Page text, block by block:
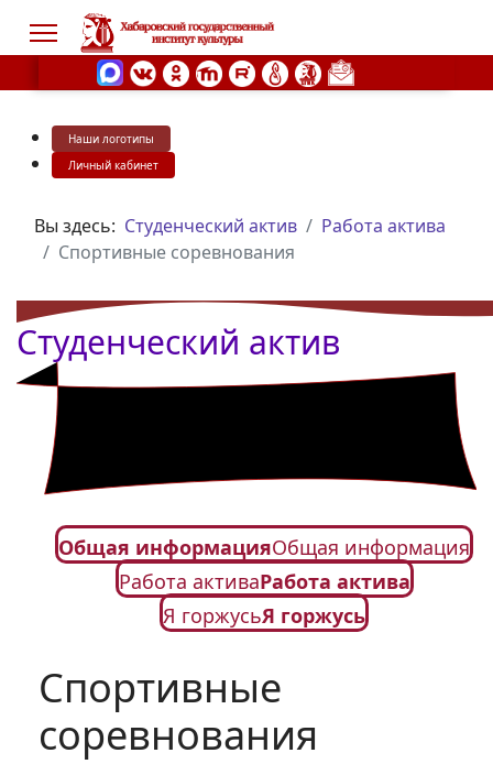
Наши логотипы
Личный кабинет
Вы здесь: Студенческий актив
Работа актива
Спортивные соревнования
Студенческий актив
Общая информацияОбщая информация
Работа активаРабота актива
Я горжусьЯ горжусь
Спортивные
соревнования